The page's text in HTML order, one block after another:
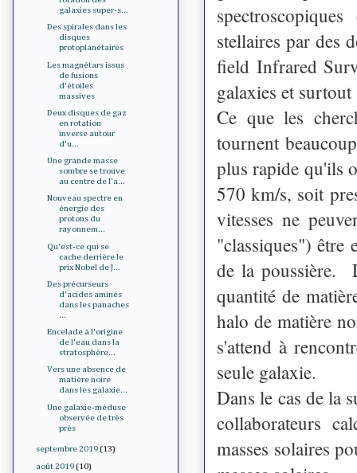
stellaires par des
field Infrared
galaxies et
Ce que les
tournent
plus rapide qu'ils
570 km/s, soit
vitesses ne
"classiques") être
de la poussière.
quantité de
halo de matière
s'attend à
seule galaxie.
Dans le cas de la
collaborateurs
masses solaires
galaxies super-s...
Des spirales dans les
disques
protoplanétaires
Les magnétars issus
de fusions
d'étoiles
massives
Deux disques de gaz
en rotation
inverse autour
d'u...
Une grande masse
sombre se trouve
au centre de l'a...
Nouveau spectre en
énergie des
protons du
rayonnem...
Qu'est-ce qui se
cache derrière le
prix Nobel de J...
Des précurseurs
d'acides aminés
dans les panaches
...
Encelade à l'origine
de l'eau dans la
stratosphère...
Vers une absence de
matière noire
dans les galaxie...
Une galaxie-méduse
observée de très
près
septembre 2019 (13)
août 2019 (10)